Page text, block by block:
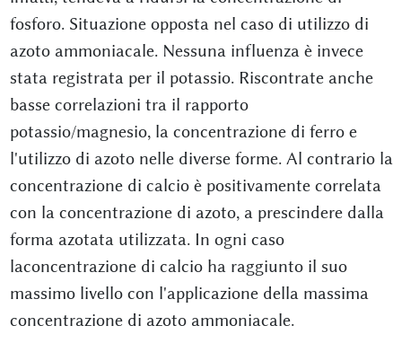
fosforo. Situazione opposta nel caso di utilizzo di
azoto ammoniacale. Nessuna influenza è invece
stata registrata per il potassio. Riscontrate anche
basse correlazioni tra il rapporto
potassio/magnesio, la concentrazione di ferro e
l'utilizzo di azoto nelle diverse forme. Al contrario la
concentrazione di calcio è positivamente correlata
con la concentrazione di azoto, a prescindere dalla
forma azotata utilizzata. In ogni caso
laconcentrazione di calcio ha raggiunto il suo
massimo livello con l'applicazione della massima
concentrazione di azoto ammoniacale.